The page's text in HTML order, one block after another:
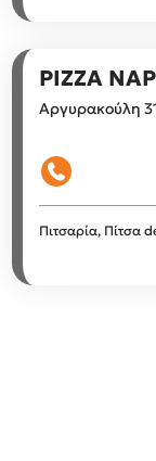
PIZZA
Αργυρακούλη
Πιτσαρία, Πίτσα